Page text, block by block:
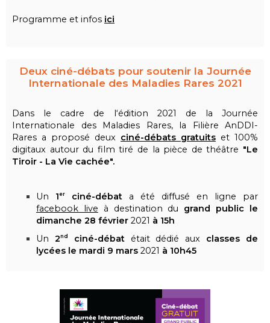
Programme et infos ici
Deux ciné-débats pour soutenir la Journée
Internationale des Maladies Rares 2021
Dans le cadre de l‘édition 2021 de la Journée
Internationale des Maladies Rares, la Filière AnDDI-
Rares a proposé deux ciné-débats gratuits et 100%
digitaux autour du film tiré de la pièce de théâtre "Le
Tiroir - La Vie cachée".
Un 1er ciné-débat a été diffusé en ligne par
facebook live à destination du grand public le
dimanche 28 février 2021 à 15h
Un 2nd ciné-débat était dédié aux classes de
lycées le mardi 9 mars 2021 à 10h45